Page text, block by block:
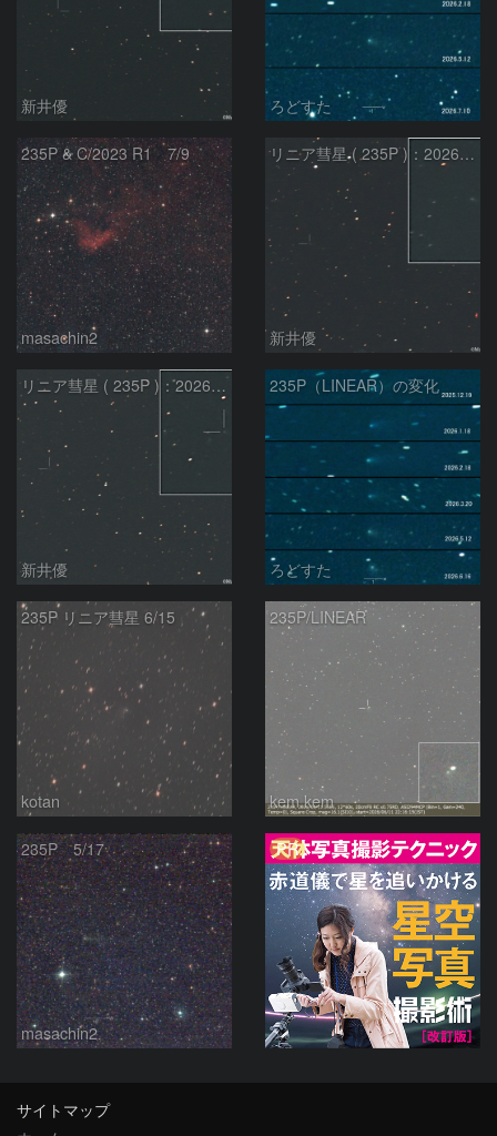
新井優 ろどすた
235P & C/2023 R1 7/9
masachin2
リニア彗星 ( 235P )：2026/05/20
新井優
リニア彗星 ( 235P )：2026/05/29
新井優
235P（LINEAR）の変化
ろどすた
235P リニア彗星 6/15
kotan
235P/LINEAR
kem.kem
235P 5/17
masachin2
PR
サイトマップ